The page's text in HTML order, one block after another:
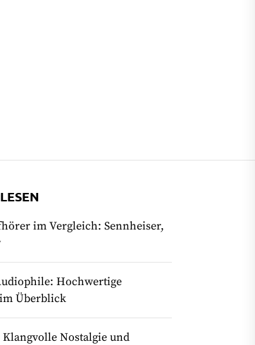
im Vergleich: Sennheiser,
Hochwertige
Überblick
Nostalgie und